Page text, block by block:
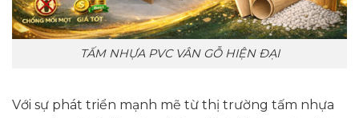
TẤM NHỰA PVC VÂN GỖ HIỆN ĐẠI
Với sự phát triển mạnh mẽ từ thị trường tấm nhựa